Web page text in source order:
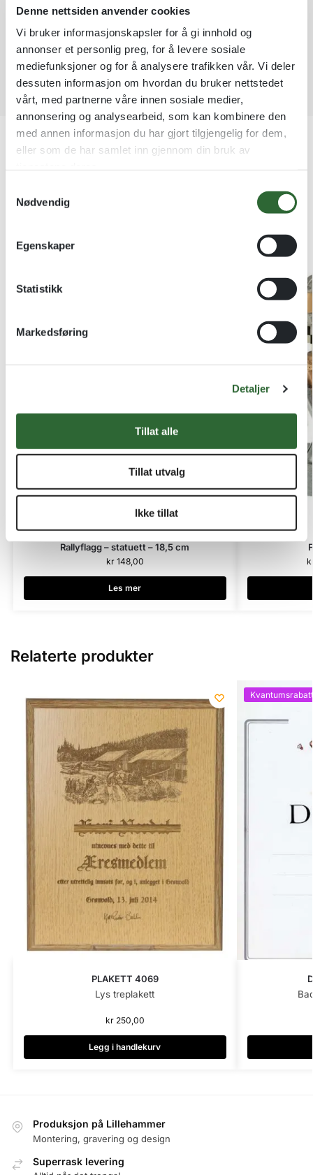
Denne nettsiden anvender cookies
Vi bruker informasjonskapsler for å gi innhold og
annonser et personlig preg, for å levere sosiale
mediefunksjoner og for å analysere trafikken vår. Vi deler
dessuten informasjon om hvordan du bruker nettstedet
vårt, med partnerne våre innen sosiale medier,
annonsering og analysearbeid, som kan kombinere den
med annen informasjon du har gjort tilgjengelig for dem,
eller som de har samlet inn gjennom din bruk av
Nødvendig
Egenskaper
Statistikk
Markedsføring
Detaljer
Tillat alle
Tillat utvalg
Ikke tillat
Garantert trygg betaling
Produktnummer: 9910 - Motor
Kategorier: Diplomer
Stikkord:
Diplomer, Gokart,MER PREMIER,Motor
Motorsport,PLAKETTER,SPORT,TILBUD,Varer med
Ikke på lager
Rallyflagg – statuett – 18,5 cm
kr148,00
Les mer
Relaterte produkter
PLAKETT 4069
Lys treplakett
kr250,00
Legg i handlekurv
Kvantumsrabatt
Produksjon på Lillehammer
Montering, gravering og design
Superrask levering